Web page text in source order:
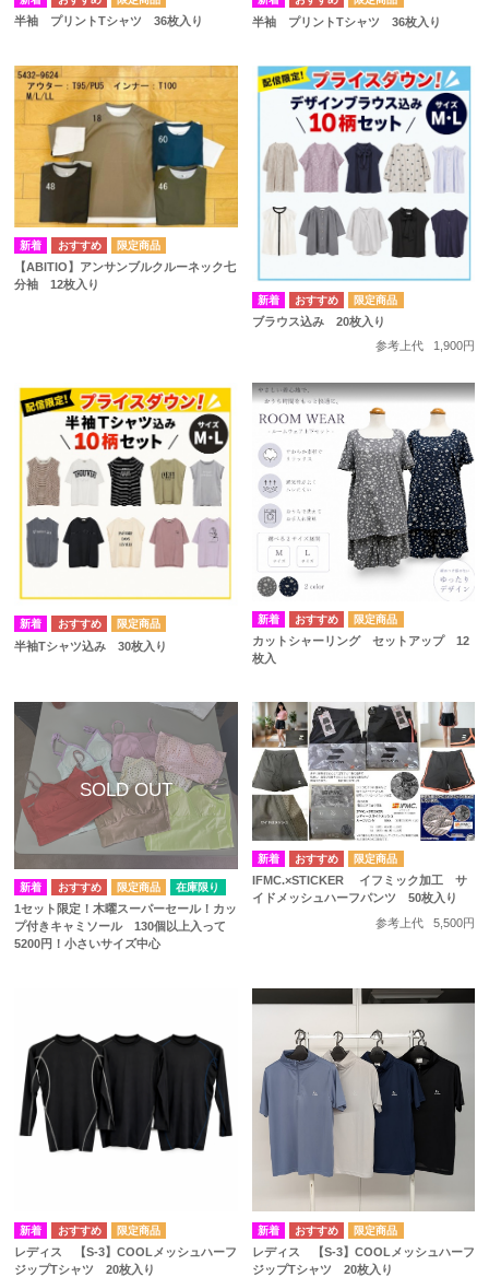
半袖 プリントTシャツ 36枚入り 半袖 プリントTシャツ 36枚入り
【ABITIO】アンサンブルクルーネック七
分袖 12枚入り
ブラウス込み 20枚入り
参考上代
1,900円
半袖Tシャツ込み 30枚入り
カットシャーリング セットアップ 12
枚入
在庫限り
1セット限定！木曜スーパーセール！カッ
プ付きキャミソール 130個以上入って
5200円！小さいサイズ中心
IFMC.×STICKER イフミック加工 サ
イドメッシュハーフパンツ 50枚入り
参考上代
5,500円
レディス 【S-3】COOLメッシュハーフ
ジップTシャツ 20枚入り
レディス 【S-3】COOLメッシュハーフ
ジップTシャツ 20枚入り